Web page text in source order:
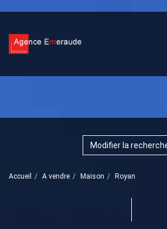
Modifier la
Accueil A vendre Maison Royan